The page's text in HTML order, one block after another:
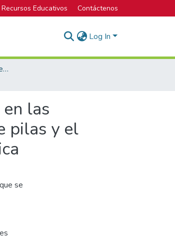
Recursos Educativos Contáctenos
Log In
Bachillerato en Ingeniería en Seguridad Laboral e Higiene Ambiental
las
pilas y el
se